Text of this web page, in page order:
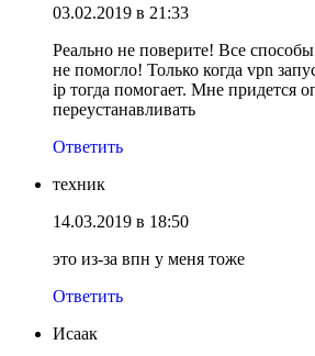
03.02.2019 в 21:33
Реально не поверите! Все
не помогло! Только когда vpn
ip тогда помогает. Мне придется
переустанавливать
Ответить
техник
14.03.2019 в 18:50
это из-за впн у меня тоже
Ответить
Исаак